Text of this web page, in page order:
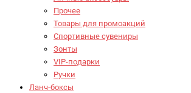
Прочее
Товары для промоакций
Спортивные сувениры
Зонты
VIP-подарки
Ручки
Ланч-боксы